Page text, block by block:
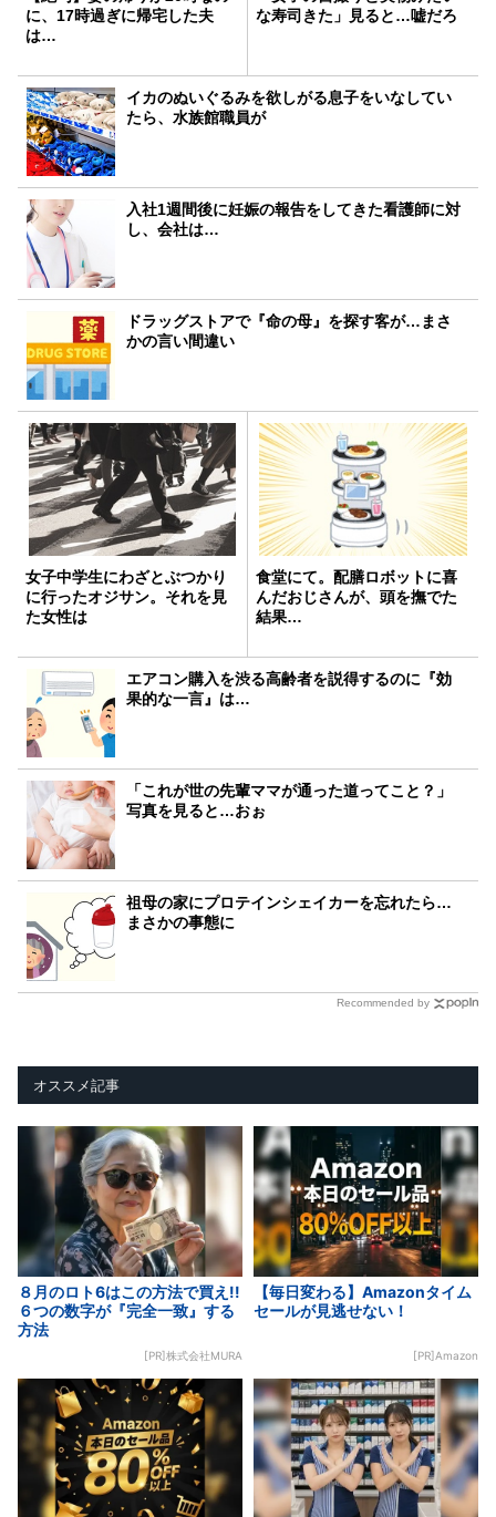
に、17時過ぎに帰宅した夫
は…
な寿司きた」見ると…嘘だろ
イカのぬいぐるみを欲しがる息子をいなしてい
たら、水族館職員が
入社1週間後に妊娠の報告をしてきた看護師に対
し、会社は…
ドラッグストアで『命の母』を探す客が…まさ
かの言い間違い
女子中学生にわざとぶつかり
に行ったオジサン。それを見
た女性は
食堂にて。配膳ロボットに喜
んだおじさんが、頭を撫でた
結果…
エアコン購入を渋る高齢者を説得するのに『効
果的な一言』は…
「これが世の先輩ママが通った道ってこと？」
写真を見ると…おぉ
祖母の家にプロテインシェイカーを忘れたら…
まさかの事態に
Recommended by
オススメ記事
８月のロト6はこの方法で買え!!
６つの数字が『完全一致』する
方法
[PR]株式会社MURA
【毎日変わる】Amazonタイム
セールが見逃せない！
[PR]Amazon